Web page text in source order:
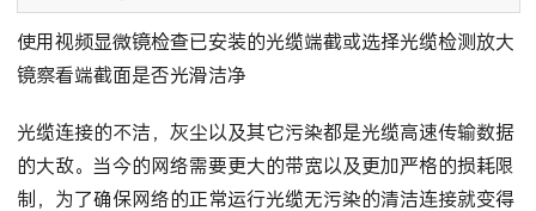
FiberInspector专业光纤端面视频显微镜产品功能：
使用视频显微镜检查已安装的光缆端截或选择光缆检测放大
光缆连接的不洁，灰尘以及其它污染都是光缆高速传输数据
的大敌。当今的网络需要更大的带宽以及更加严格的损耗限